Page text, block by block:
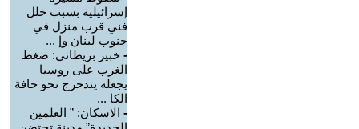
إسرائيلية بسبب خلل
فني قرب منزل في
جنوب لبنان وإ ...
- خبير بريطاني: ضغط
الغرب على روسيا
يجعله يتدحرج نحو حافة
الكا ...
- الاسكان: ” العلمين